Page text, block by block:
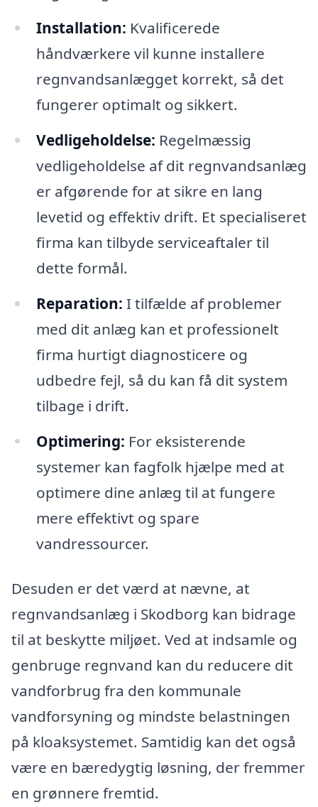
Installation: Kvalificerede
håndværkere vil kunne installere
regnvandsanlægget korrekt, så det
fungerer optimalt og sikkert.
Vedligeholdelse: Regelmæssig
vedligeholdelse af dit regnvandsanlæg
er afgørende for at sikre en lang
levetid og effektiv drift. Et specialiseret
firma kan tilbyde serviceaftaler til
dette formål.
Reparation: I tilfælde af problemer
med dit anlæg kan et professionelt
firma hurtigt diagnosticere og
udbedre fejl, så du kan få dit system
tilbage i drift.
Optimering: For eksisterende
systemer kan fagfolk hjælpe med at
optimere dine anlæg til at fungere
mere effektivt og spare
vandressourcer.
Desuden er det værd at nævne, at
regnvandsanlæg i Skodborg kan bidrage
til at beskytte miljøet. Ved at indsamle og
genbruge regnvand kan du reducere dit
vandforbrug fra den kommunale
vandforsyning og mindste belastningen
på kloaksystemet. Samtidig kan det også
være en bæredygtig løsning, der fremmer
en grønnere fremtid.